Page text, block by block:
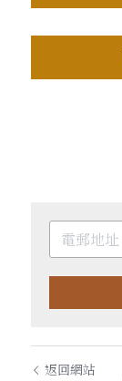
返回網站